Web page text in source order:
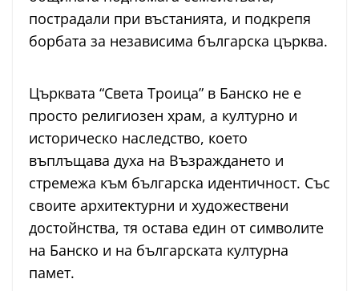
пострадали при въстанията, и подкрепя
борбата за независима българска църква.
Църквата “Света Троица” в Банско не е
просто религиозен храм, а културно и
историческо наследство, което
въплъщава духа на Възраждането и
стремежа към българска идентичност. Със
своите архитектурни и художествени
достойнства, тя остава един от символите
на Банско и на българската културна
памет.